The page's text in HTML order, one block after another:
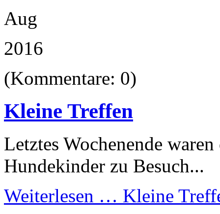
Aug
2016
(Kommentare: 0)
Kleine Treffen
Letztes Wochenende
Hundekinder zu Besuch...
Weiterlesen … Kleine